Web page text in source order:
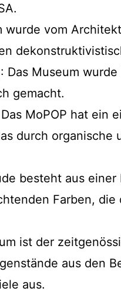
wurde vom
: Das Museum
gemacht.
MoPOP hat ein
durch organische
besteht aus
Farben, die
ist der
aus den
aus.